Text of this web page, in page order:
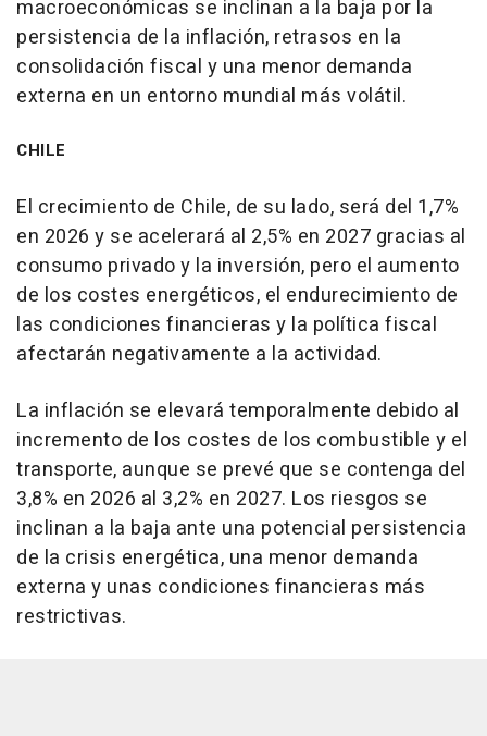
macroeconómicas se inclinan a la baja por la
persistencia de la inflación, retrasos en la
consolidación fiscal y una menor demanda
externa en un entorno mundial más volátil.
CHILE
El crecimiento de Chile, de su lado, será del 1,7%
en 2026 y se acelerará al 2,5% en 2027 gracias al
consumo privado y la inversión, pero el aumento
de los costes energéticos, el endurecimiento de
las condiciones financieras y la política fiscal
afectarán negativamente a la actividad.
La inflación se elevará temporalmente debido al
incremento de los costes de los combustible y el
transporte, aunque se prevé que se contenga del
3,8% en 2026 al 3,2% en 2027. Los riesgos se
inclinan a la baja ante una potencial persistencia
de la crisis energética, una menor demanda
externa y unas condiciones financieras más
restrictivas.